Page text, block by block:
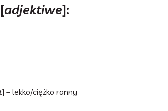
adjektiwe]:
] – lekko/ciężko ranny